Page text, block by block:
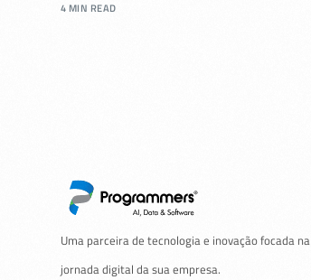
4 MIN READ
Uma parceira de tecnologia e inovação focada na
jornada digital da sua empresa.